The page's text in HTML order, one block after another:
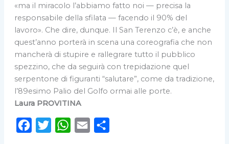
«ma il miracolo l’abbiamo fatto noi — precisa la
responsabile della sfilata — facendo il 90% del
lavoro». Che dire, dunque. Il San Terenzo c’è, e anche
quest’anno porterà in scena una coreografia che non
mancherà di stupire e rallegrare tutto il pubblico
spezzino, che da seguirà con trepidazione quel
serpentone di figuranti “salutare”, come da tradizione,
l’89esimo Palio del Golfo ormai alle porte.
Laura PROVITINA
W